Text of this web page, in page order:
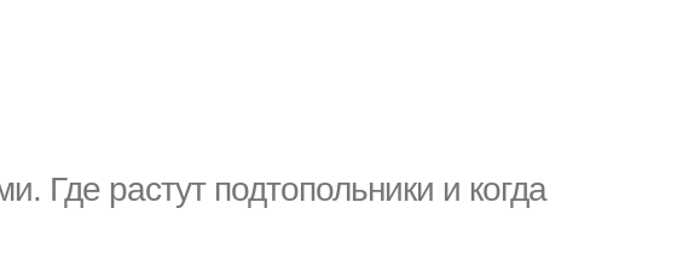
Где растут подтопольники и когда